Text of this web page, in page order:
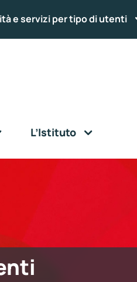
e servizi per tipo di utenti
L’Istituto